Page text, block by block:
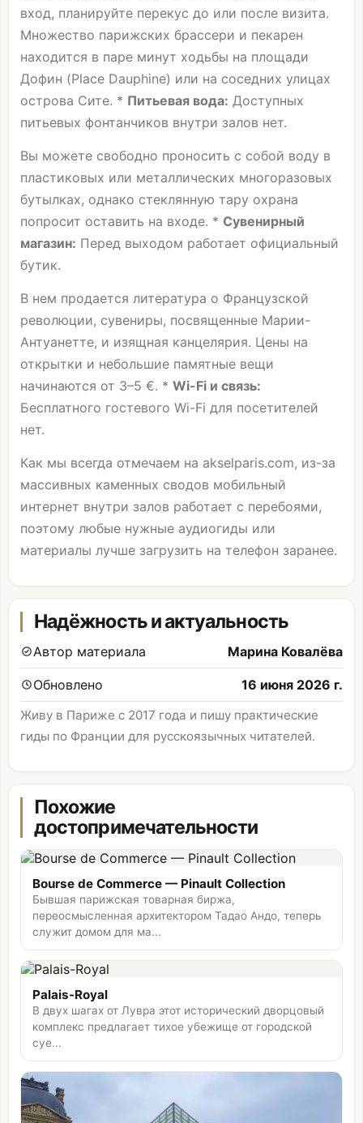
вход, планируйте перекус до или после визита.
Множество парижских брассери и пекарен
находится в паре минут ходьбы на площади
Дофин (Place Dauphine) или на соседних улицах
острова Сите. * Питьевая вода: Доступных
питьевых фонтанчиков внутри залов нет.
Вы можете свободно проносить с собой воду в
пластиковых или металлических многоразовых
бутылках, однако стеклянную тару охрана
попросит оставить на входе. * Сувенирный
магазин: Перед выходом работает официальный
бутик.
В нем продается литература о Французской
революции, сувениры, посвященные Марии-
Антуанетте, и изящная канцелярия. Цены на
открытки и небольшие памятные вещи
начинаются от 3–5 €. * Wi-Fi и связь:
Бесплатного гостевого Wi-Fi для посетителей
нет.
Как мы всегда отмечаем на akselparis.com, из-за
массивных каменных сводов мобильный
интернет внутри залов работает с перебоями,
поэтому любые нужные аудиогиды или
материалы лучше загрузить на телефон заранее.
Надёжность и актуальность
Автор материала Марина Ковалёва
Обновлено 16 июня 2026 г.
Живу в Париже с 2017 года и пишу практические
гиды по Франции для русскоязычных читателей.
Похожие
достопримечательности
Bourse de Commerce — Pinault Collection
Бывшая парижская товарная биржа,
переосмысленная архитектором Тадао Андо, теперь
служит домом для ма...
Palais-Royal
В двух шагах от Лувра этот исторический дворцовый
комплекс предлагает тихое убежище от городской
суе...